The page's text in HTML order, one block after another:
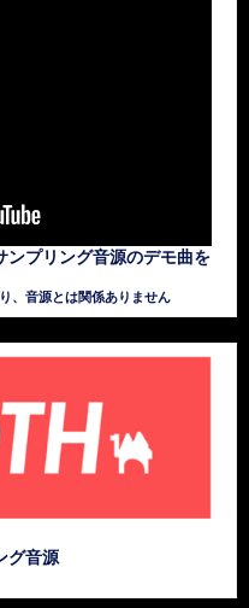
ンプリング音源のデモ曲を
、音源とは関係ありません
グ音源